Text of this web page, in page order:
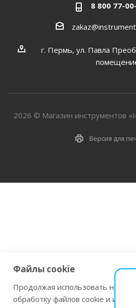
8 800 77-
г. Пермь, ул. Павла
2026 © Магазин инструментов
Версия для
Файлы cookie
Продолжая использовать наш
обработку файлов cookie и